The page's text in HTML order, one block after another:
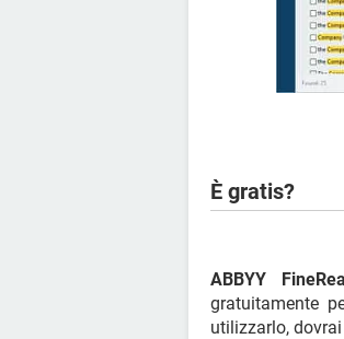
È gratis?
ABBYY
gratuitamente
utilizzarlo,